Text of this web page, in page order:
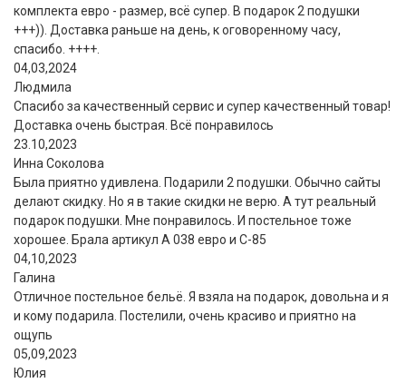
комплекта евро - размер, всё супер. В подарок 2 подушки
+++)). Доставка раньше на день, к оговоренному часу,
спасибо. ++++.
04,03,2024
Людмила
Спасибо за качественный сервис и супер качественный товар!
Доставка очень быстрая. Всё понравилось
23.10,2023
Инна Соколова
Была приятно удивлена. Подарили 2 подушки. Обычно сайты
делают скидку. Но я в такие скидки не верю. А тут реальный
подарок подушки. Мне понравилось. И постельное тоже
хорошее. Брала артикул А 038 евро и С-85
04,10,2023
Галина
Отличное постельное бельё. Я взяла на подарок, довольна и я
и кому подарила. Постелили, очень красиво и приятно на
ощупь
05,09,2023
Юлия